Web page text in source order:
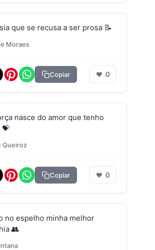
que se recusa a ser prosa 📝
Moraes
Copiar ❤ 0
nasce do amor que tenho
💝
Queiroz
Copiar ❤ 0
no espelho minha melhor
👥